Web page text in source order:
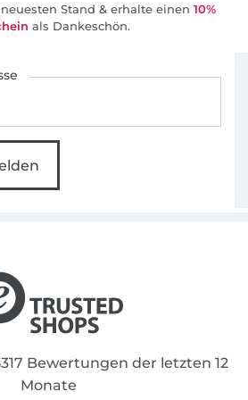
Stand & erhalte einen 10%
als Dankeschön.
Bewertungen der letzten 12
Monate